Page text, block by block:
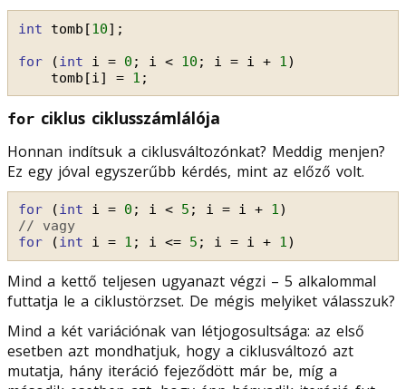
int tomb[10];
for
(int i = 0 ; i < 10 ; i = i + 1 )
tomb[i] = 1 ;
for ciklus ciklusszámlálója
Honnan indítsuk a ciklusváltozónkat? Meddig menjen?
Ez egy jóval egyszerűbb kérdés, mint az előző volt.
for (int i = 0 ; i < 5 ; i = i + 1)
// vagy
for
(int i = 1 ; i <= 5 ; i = i + 1)
Mind a kettő teljesen ugyanazt végzi – 5 alkalommal
futtatja le a ciklustörzset. De mégis melyiket válasszuk?
Mind a két variációnak van létjogosultsága: az első
esetben azt mondhatjuk, hogy a ciklusváltozó azt
mutatja, hány iteráció fejeződött már be, míg a